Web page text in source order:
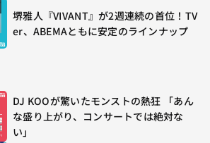
堺雅人『VIVANT』が2週連続の首位！TV
er、ABEMAともに安定のラインナップ
DJ KOOが驚いたモンストの熱狂 「あん
な盛り上がり、コンサートでは絶対な
い」